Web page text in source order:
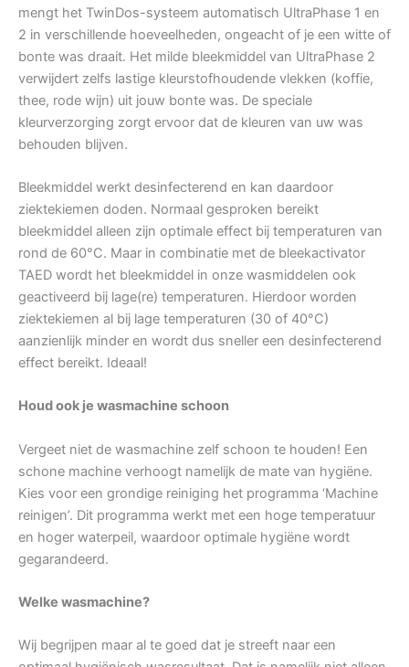
mengt het TwinDos-systeem automatisch UltraPhase 1 en
2 in verschillende hoeveelheden, ongeacht of je een witte of
bonte was draait. Het milde bleekmiddel van UltraPhase 2
verwijdert zelfs lastige kleurstofhoudende vlekken (koffie,
thee, rode wijn) uit jouw bonte was. De speciale
kleurverzorging zorgt ervoor dat de kleuren van uw was
behouden blijven.
Bleekmiddel werkt desinfecterend en kan daardoor
ziektekiemen doden. Normaal gesproken bereikt
bleekmiddel alleen zijn optimale effect bij temperaturen van
rond de 60°C. Maar in combinatie met de bleekactivator
TAED wordt het bleekmiddel in onze wasmiddelen ook
geactiveerd bij lage(re) temperaturen. Hierdoor worden
ziektekiemen al bij lage temperaturen (30 of 40°C)
aanzienlijk minder en wordt dus sneller een desinfecterend
effect bereikt. Ideaal!
Houd ook je wasmachine schoon
Vergeet niet de wasmachine zelf schoon te houden! Een
schone machine verhoogt namelijk de mate van hygiëne.
Kies voor een grondige reiniging het programma ‘Machine
reinigen’. Dit programma werkt met een hoge temperatuur
en hoger waterpeil, waardoor optimale hygiëne wordt
gegarandeerd.
Welke wasmachine?
Wij begrijpen maar al te goed dat je streeft naar een